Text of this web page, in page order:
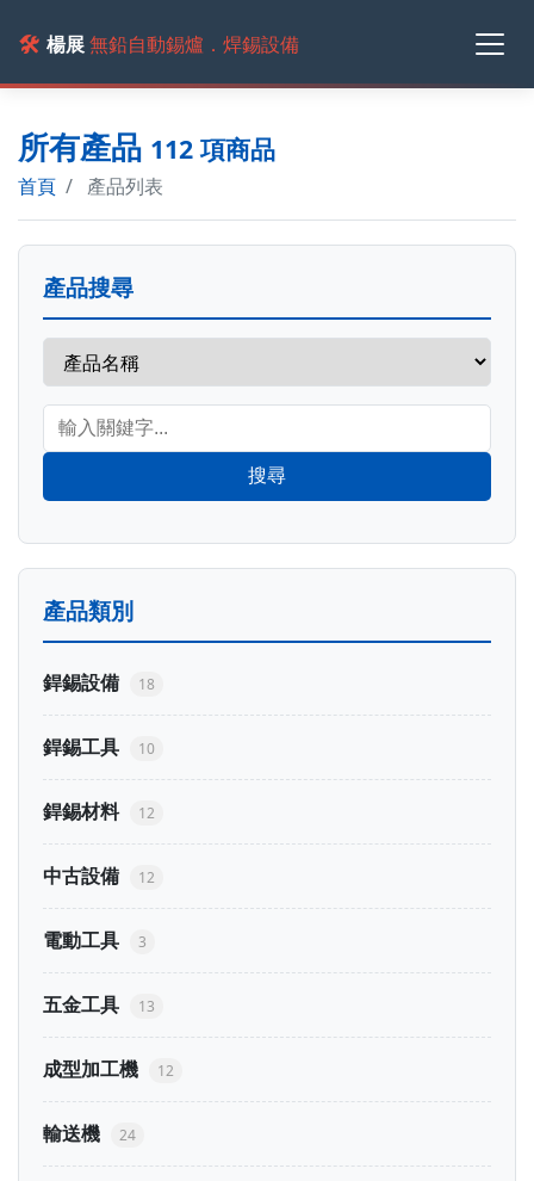
🛠️ 楊展無鉛自動錫爐．焊錫設備
所有產品 112 項商品
首頁 產品列表
產品搜尋
搜尋
產品類別
銲錫設備 18
銲錫工具 10
銲錫材料 12
中古設備 12
電動工具 3
五金工具 13
成型加工機 12
輸送機 24